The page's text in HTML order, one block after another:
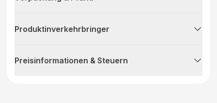
Produktinverkehrbringer
Preisinformationen & Steuern